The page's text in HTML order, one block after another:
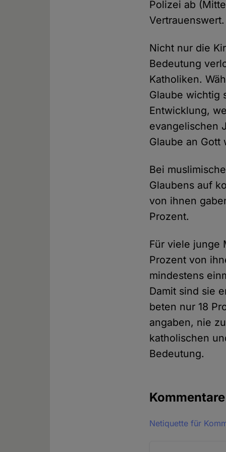
Polizei ab
Vertrauenswert.
Nicht nur die
Bedeutung
Katholiken.
Glaube wichtig
Entwicklung,
evangelischen
Glaube an
Bei
Glaubens auf
von ihnen
Prozent.
Für viele junge
Prozent von
mindestens
Damit sind sie
beten nur 18
angaben, nie
katholischen
Bedeutung.
Kommentare
Netiquette für